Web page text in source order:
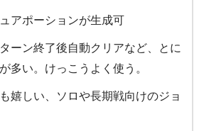
アポーションが生成可
ーン終了後自動クリアなど、とに
多い。けっこうよく使う。
嬉しい、ソロや長期戦向けのジョ